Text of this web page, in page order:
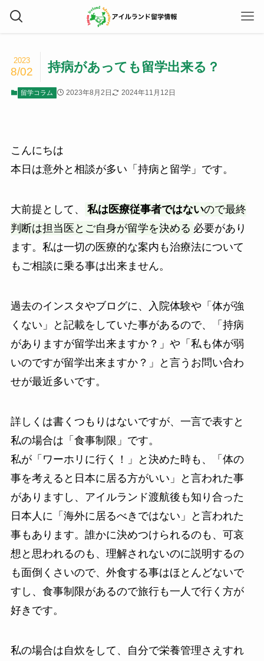
持病があっても留学出来る？
2023
8/02
留学コラム 2023年8月2日 2024年11月12日
こんにちは
本日は意外と相談が多い「持病と留学」です。
大前提として、 私は医療従事者ではないので最終
判断は担当医とご自身が留学を決める 必要があり
ます。私は一切の医療的な案内も治療法について
もご相談に乗る事は出来ません。
過去のインスタやブログに、入院体験や「体が強
くない」と記載をしていた事があるので、「持病
がありますが留学出来ますか？」や「私も体が弱
いのですが留学出来ますか？」と言うお問い合わ
せが最近多いです。
詳しくは書くつもりはないですが、一言で表すと
私の場合は「食事制限」です。
私が「ワーホリに行く！」と決めた時も、「体の
事を考えると日本に居る方がいい」と言われた事
がありますし、アイルランド渡航後も知り合った
日本人に「海外に居るべきではない」と言われた
事もあります。誰かに決めつけられるのも、可哀
想と思われるのも、理解されないのに説明するの
も面倒くさいので、外食する事はほとんどないで
すし、食事制限があるので旅行も一人で行く方が
好きです。
私の場合は自炊をして、自分で栄養管理さえすれ